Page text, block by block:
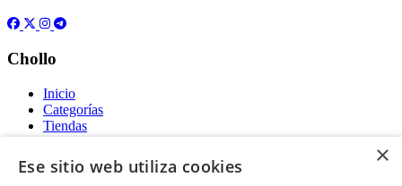
Chollo
Inicio
Categorías
Tiendas
Gratis
Acerca de
×
Ese sitio web utiliza cookies